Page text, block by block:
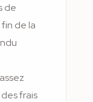
de
de la
frais